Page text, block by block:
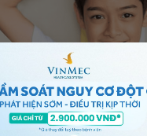
thì có cao lên được